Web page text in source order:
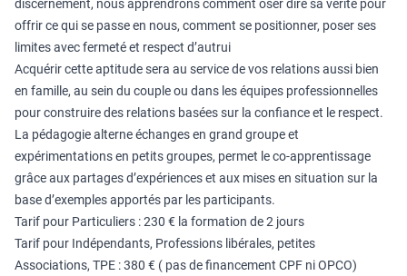
discernement, nous apprendrons comment oser dire sa vérité pour
offrir ce qui se passe en nous, comment se positionner, poser ses
limites avec fermeté et respect d’autrui
Acquérir cette aptitude sera au service de vos relations aussi bien
en famille, au sein du couple ou dans les équipes professionnelles
pour construire des relations basées sur la confiance et le respect.
La pédagogie alterne échanges en grand groupe et
expérimentations en petits groupes, permet le co-apprentissage
grâce aux partages d’expériences et aux mises en situation sur la
base d’exemples apportés par les participants.
Tarif pour Particuliers : 230 € la formation de 2 jours
Tarif pour Indépendants, Professions libérales, petites
Associations, TPE : 380 € ( pas de financement CPF ni OPCO)